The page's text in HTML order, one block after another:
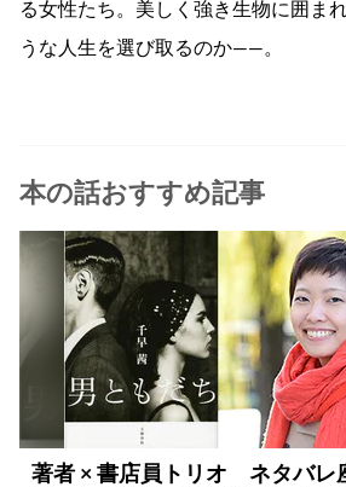
る女性たち。美しく強き生物に囲ま
うな人生を選び取るのか――。
本の話おすすめ記事
著者 × 書店員トリオ ネタバレ